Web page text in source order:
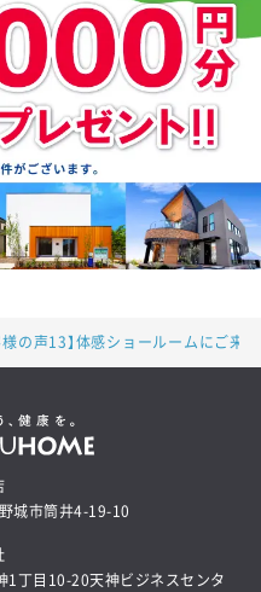
様の声13】体感ショールームにご来
城市筒井4-19-10
1丁目10-20天神ビジネスセンタ